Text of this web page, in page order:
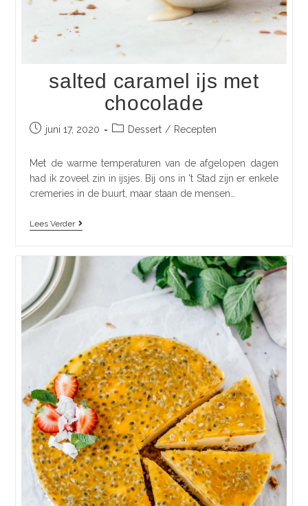
salted caramel ijs met
chocolade
juni 17, 2020 Dessert / Recepten
Met de warme temperaturen van de afgelopen dagen
had ik zoveel zin in ijsjes. Bij ons in 't Stad zijn er enkele
cremeries in de buurt, maar staan de mensen…
Lees Verder